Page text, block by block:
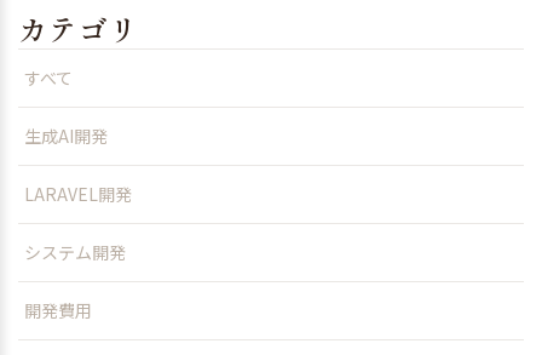
カテゴリ
すべて
生成AI開発
LARAVEL開発
システム開発
開発費用